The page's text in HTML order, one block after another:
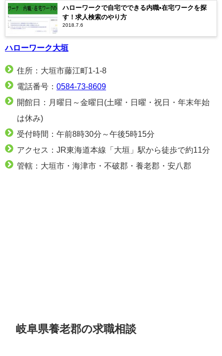
ハローワークで自宅でできる内職•在宅ワークを探
す！求人検索のやり方
2018.7.6
ハローワーク大垣
住所：大垣市藤江町1-1-8
電話番号： 0584-73-8609
開館日：月曜日～金曜日(土曜・日曜・祝日・年末年始
は休み)
受付時間：午前8時30分～午後5時15分
アクセス：JR東海道本線「大垣」駅から徒歩で約11分
管轄：大垣市・海津市・不破郡・養老郡・安八郡
岐阜県養老郡の求職相談